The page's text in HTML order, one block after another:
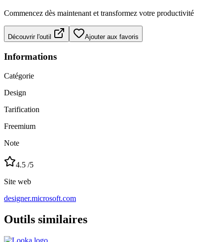
Commencez dès maintenant et transformez votre productivité
Découvrir l'outil Ajouter aux favoris
Informations
Catégorie
Design
Tarification
Freemium
Note
4.5 /5
Site web
designer.microsoft.com
Outils similaires